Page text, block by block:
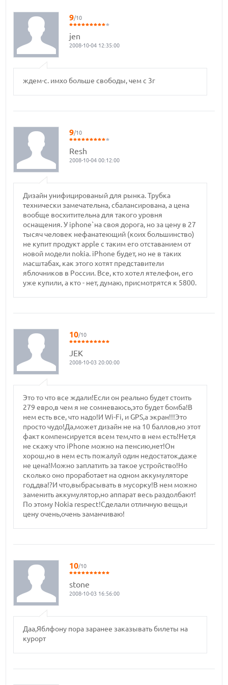
9/10
jen
2008-10-04 12:35:00
ждем-с. имхо больше свободы, чем с 3г
9/10
Resh
2008-10-04 00:12:00
Дизайн унифицированый для рынка. Трубка
технически замечательна, сбалансирована, а цена
вообще восхитительна для такого уровня
оснащения. У iphone`на своя дорога, но за цену в 27
тысяч человек нефанатеющий (коих большинство)
не купит продукт apple с таким его отставанием от
новой модели nokia. iPhone будет, но не в таких
масштабах, как этого хотят представители
яблочников в России. Все, кто хотел ятелефон, его
уже купили, а кто - нет, думаю, присмотрятся к 5800.
10/10
JEK
2008-10-03 20:00:00
Это то что все ждали!Если он реально будет стоить
279 евро,в чем я не сомневаюсь,это будет бомба!В
нем есть все, что надо!И Wi-Fi, и GPS,а экран!!!Это
просто чудо!Да,может дизайн не на 10 баллов,но этот
факт компенсируется всем тем,что в нем есть!Нет,я
не скажу что iPhone можно на пенсию,нет!Он
хорош,но в нем есть пожалуй один недостаток,даже
не цена!Можно заплатить за такое устройство!Но
сколько оно проработает на одном аккумуляторе
год,два!?И что,выбрасывать в мусорку!В нем можно
заменить аккумулятор,но аппарат весь раздолбают!
По этому Nokia respect!Сделали отличную вещь,и
цену очень,очень заманчиваю!
10/10
stone
2008-10-03 16:56:00
Даа,Яблфону пора заранее заказывать билеты на
курорт